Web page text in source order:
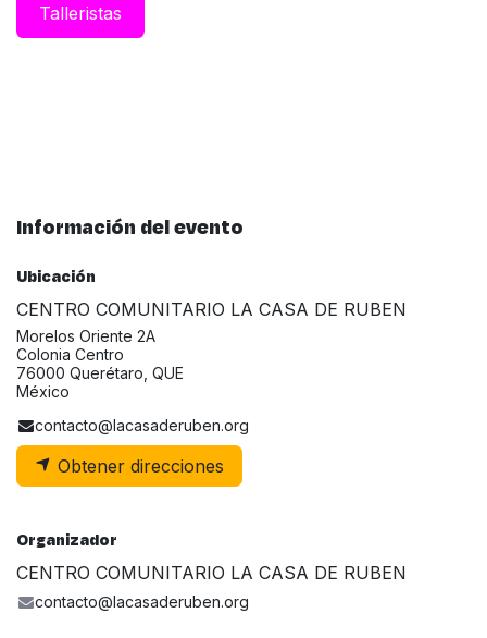
Taller​istas
Información del evento
Ubicación
CENTRO COMUNITARIO LA CASA DE RUBEN
Morelos Oriente 2A
Colonia Centro
76000 Querétaro, QUE
México
contacto@lacasaderuben.org
Obtener direcciones
Organizador
CENTRO COMUNITARIO LA CASA DE RUBEN
contacto@lacasaderuben.org